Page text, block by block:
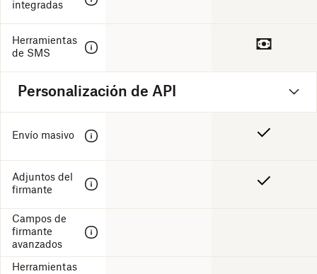
integradas
Herramientas
de SMS
Personalización de API
Envío masivo
Adjuntos del
firmante
Campos de
firmante
avanzados
Herramientas